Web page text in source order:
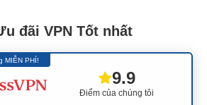
đãi VPN Tốt nhất
MIỄN PHÍ!
Điểm của chúng tôi
9.9